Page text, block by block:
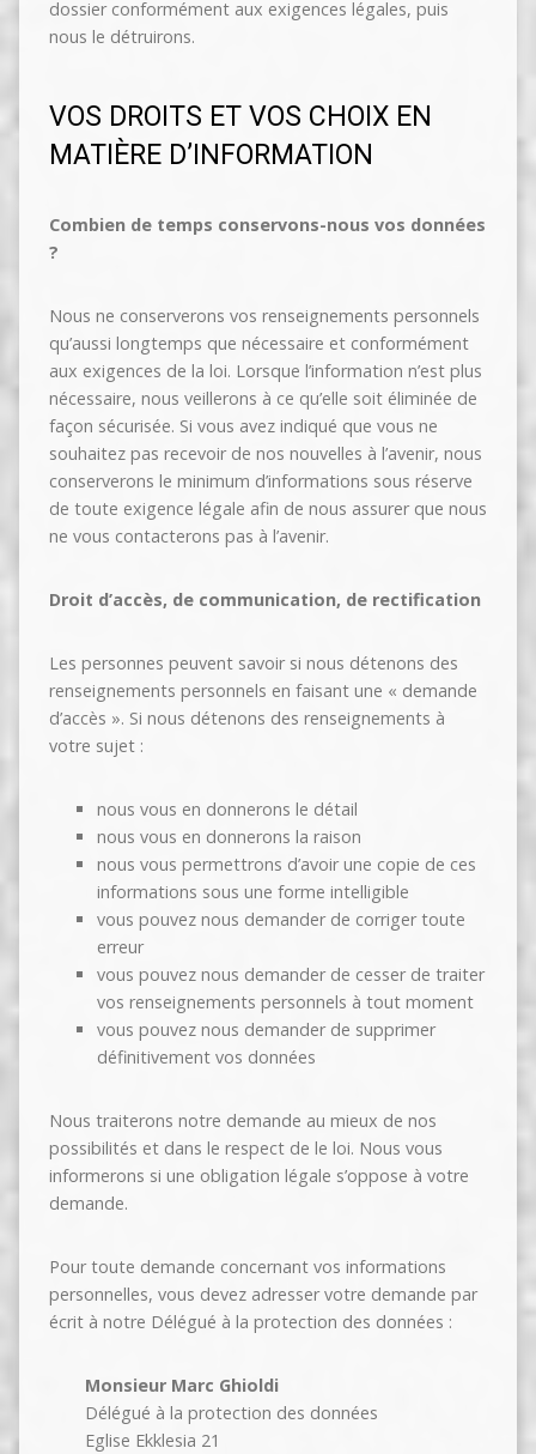
dossier conformément aux exigences légales, puis
nous le détruirons.
VOS DROITS ET VOS CHOIX EN
MATIÈRE D’INFORMATION
Combien de temps conservons-nous vos données
?
Nous ne conserverons vos renseignements personnels
qu’aussi longtemps que nécessaire et conformément
aux exigences de la loi. Lorsque l’information n’est plus
nécessaire, nous veillerons à ce qu’elle soit éliminée de
façon sécurisée. Si vous avez indiqué que vous ne
souhaitez pas recevoir de nos nouvelles à l’avenir, nous
conserverons le minimum d’informations sous réserve
de toute exigence légale afin de nous assurer que nous
ne vous contacterons pas à l’avenir.
Droit d’accès, de communication, de rectification
Les personnes peuvent savoir si nous détenons des
renseignements personnels en faisant une « demande
d’accès ». Si nous détenons des renseignements à
votre sujet :
nous vous en donnerons le détail
nous vous en donnerons la raison
nous vous permettrons d’avoir une copie de ces
informations sous une forme intelligible
vous pouvez nous demander de corriger toute
erreur
vous pouvez nous demander de cesser de traiter
vos renseignements personnels à tout moment
vous pouvez nous demander de supprimer
définitivement vos données
Nous traiterons notre demande au mieux de nos
possibilités et dans le respect de le loi. Nous vous
informerons si une obligation légale s’oppose à votre
demande.
Pour toute demande concernant vos informations
personnelles, vous devez adresser votre demande par
écrit à notre Délégué à la protection des données :
Monsieur Marc Ghioldi
Délégué à la protection des données
Eglise Ekklesia 21